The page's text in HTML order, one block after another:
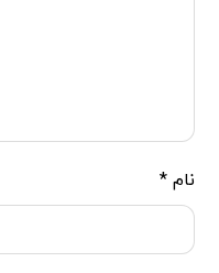
نام*